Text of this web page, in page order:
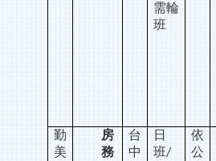
需輪
班
勤
美
房
務
台
中
日
班/
依
公